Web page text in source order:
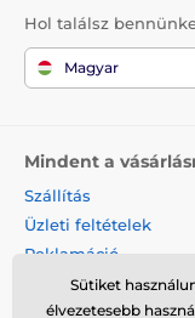
Hol találsz
Magyar
Mindent a
Szállítás
Üzleti feltételek
Reklamáció
Termék
Termék cseréje
Sütiket
élvezetesebb